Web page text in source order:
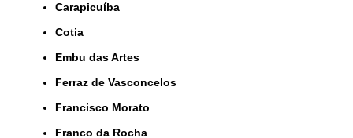
Carapicuíba
Cotia
Embu das Artes
Ferraz de Vasconcelos
Francisco Morato
Franco da Rocha